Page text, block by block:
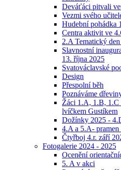
Deváťáci pitvali
Vezmi svého
Hudební pohádka
Centra aktivit ve
2.A Tematický
Slavnostní
13. října 2025
Svatováclavské
Design
Přespolní běh
Poznáváme
Žáci 1.A, 1.B, 1.C
lvíčkem Gustíkem
Dožínky 2025 -
4.A a 5.A- pramen
Čtyřboj 4.r. září
Fotogalerie 2024 - 2025
Ocenění
5. A v akci